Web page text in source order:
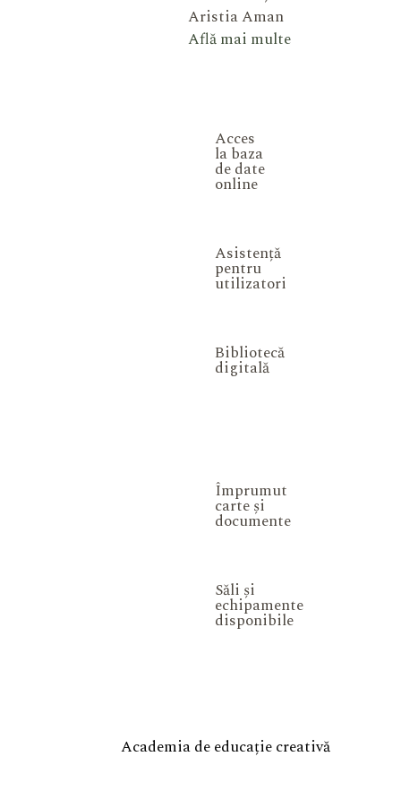
Aristia Aman
Află mai multe
Acces
la baza
de date
online
Asistență
pentru
utilizatori
Bibliotecă
digitală
Împrumut
carte și
documente
Săli și
echipamente
disponibile
Academia de educație creativă